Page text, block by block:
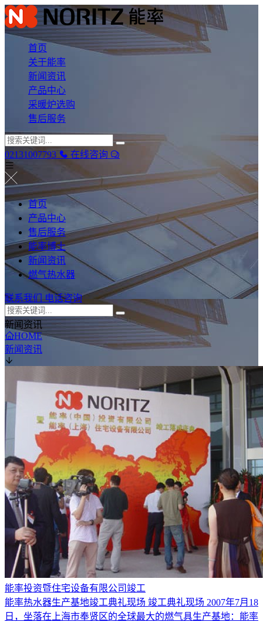
首页
关于能率
新闻资讯
产品中心
采暖炉选购
售后服务
02131007793 在线咨询
首页
产品中心
售后服务
能率博士
新闻资讯
燃气热水器
联系我们 电话咨询
新闻资讯
HOME
新闻资讯
能率投资暨住宅设备有限公司竣工
能率热水器生产基地竣工典礼现场 竣工典礼现场 2007年7月18
日，坐落在上海市奉贤区的全球最大的燃气具生产基地：能率